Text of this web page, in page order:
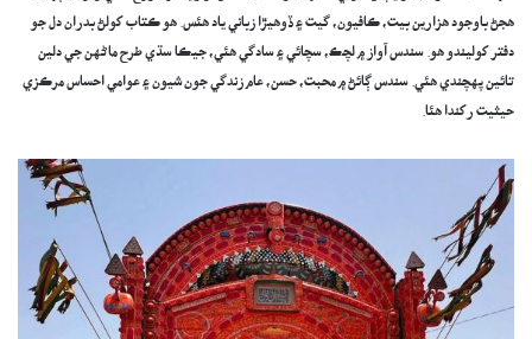
هجڻ باوجود هزارين بيت، ڪافيون، گيت ۽ ڏوهيڙا زباني ياد هئس. هو ڪتاب کولڻ بدران دل جو
دفتر کوليندو هو. سندس آواز ۾ لچڪ، سچائي ۽ سادگي هئي، جيڪا سڌي طرح ماڻهن جي دلين
تائين پهچندي هئي. سندس ڳائڻ ۾ محبت، حسن، عام زندگي جون شيون ۽ عوامي احساس مرڪزي
حيثيت رکندا هئا.